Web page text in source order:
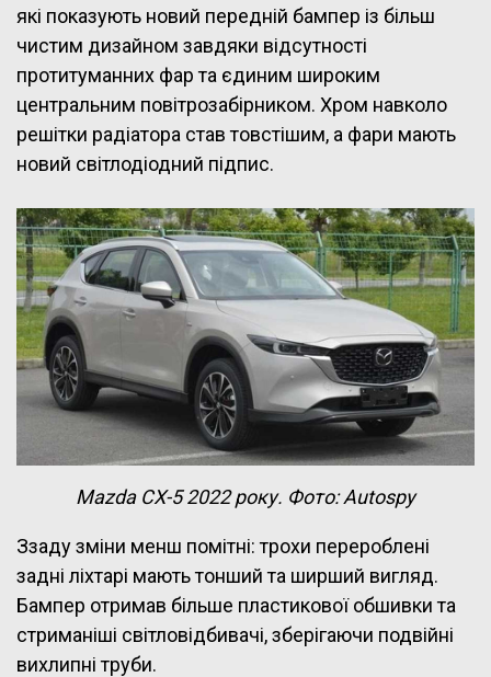
які показують новий передній бампер із більш
чистим дизайном завдяки відсутності
протитуманних фар та єдиним широким
центральним повітрозабірником. Хром навколо
решітки радіатора став товстішим, а фари мають
новий світлодіодний підпис.
Mazda CX-5 2022 року. Фото: Autospy
Ззаду зміни менш помітні: трохи перероблені
задні ліхтарі мають тонший та ширший вигляд.
Бампер отримав більше пластикової обшивки та
стриманіші світловідбивачі, зберігаючи подвійні
вихлипні труби.